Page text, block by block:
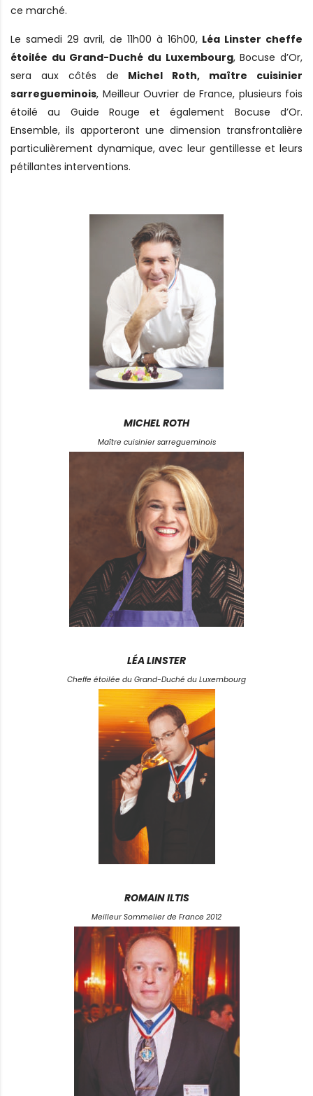
ce marché.
Le samedi 29 avril, de 11h00 à 16h00, Léa Linster cheffe
étoilée du Grand-Duché du Luxembourg, Bocuse d’Or,
sera aux côtés de Michel Roth, maître cuisinier
sarregueminois, Meilleur Ouvrier de France, plusieurs fois
étoilé au Guide Rouge et également Bocuse d’Or.
Ensemble, ils apporteront une dimension transfrontalière
particulièrement dynamique, avec leur gentillesse et leurs
pétillantes interventions.
MICHEL ROTH
Maître cuisinier sarregueminois
LÉA LINSTER
Cheffe étoilée du Grand-Duché du Luxembourg
ROMAIN ILTIS
Meilleur Sommelier de France 2012